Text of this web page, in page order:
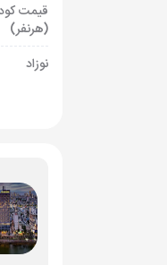
قیمت
(هرنفر)
نوزاد